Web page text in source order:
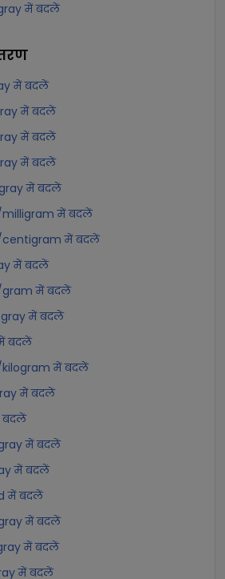
में बदलें
में बदलें
में बदलें
में बदलें
में बदलें
में बदलें
milligram में बदलें
centigram में बदलें
में बदलें
gram में बदलें
में बदलें
बदलें
में बदलें
में बदलें
बदलें
में बदलें
में बदलें
में बदलें
में बदलें
में बदलें
में बदलें